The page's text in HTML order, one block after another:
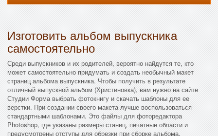
Изготовить альбом выпускника
самостоятельно
Среди выпускников и их родителей, вероятно найдутся те, кто
может самостоятельно придумать и создать необычный макет
страниц альбома выпускника. Чтобы получить в результате
отличный выпускной альбом (Христиновка), вам нужно на сайте
Студии Форма выбрать фотокнигу и скачать шаблоны для ее
верстки. При создании своего макета лучше воспользоваться
стандартными шаблонами. Это файлы для фоторедактора
Photoshop, где указаны размеры станиц, печатные области и
предусмотрены отступы для обрезки при сборке альбома.